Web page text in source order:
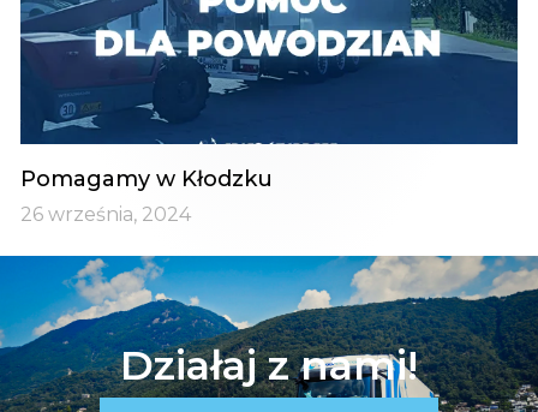
Pomagamy w Kłodzku
26 września, 2024
Działaj z nami!